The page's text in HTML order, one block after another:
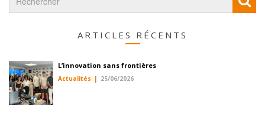
ARTICLES RÉCENTS
L’innovation sans frontières
Actualités 25/06/2026